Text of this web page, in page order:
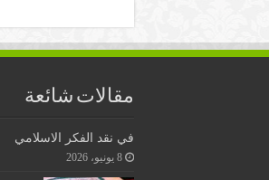
مقالات شائعة
في نقد الفكر الاسلامي
8 يونيو، 2026